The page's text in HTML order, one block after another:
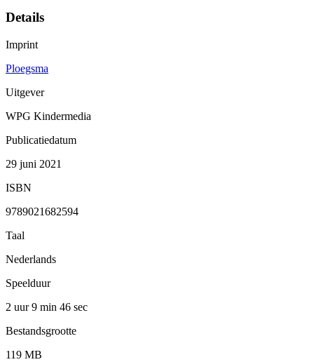
Details
Imprint
Ploegsma
Uitgever
WPG Kindermedia
Publicatiedatum
29 juni 2021
ISBN
9789021682594
Taal
Nederlands
Speelduur
2 uur 9 min 46 sec
Bestandsgrootte
119 MB